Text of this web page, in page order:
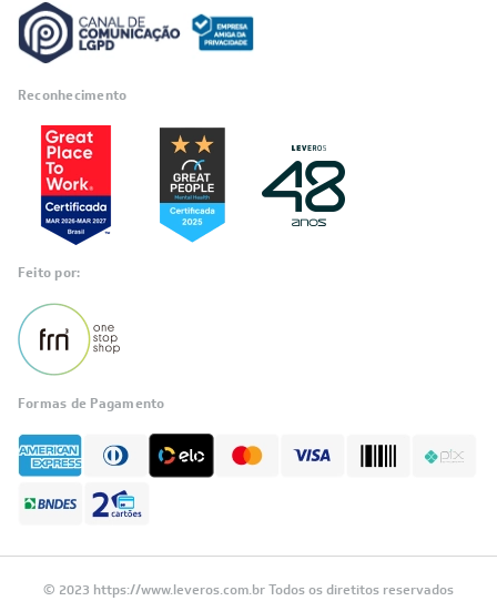
Reconhecimento
Feito por:
Formas de Pagamento
© 2023 https://www.leveros.com.br Todos os diretitos reservados